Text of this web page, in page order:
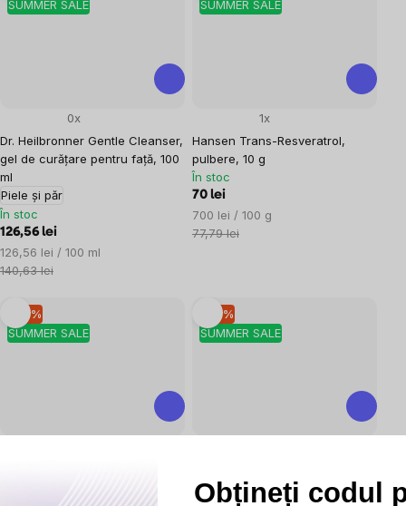
SUMMER SALE
Dr. Heilbronner Gentle Cleanser,
gel de curățare pentru față, 100
ml
Piele și păr
0x
În stoc
126,56 lei
Evaluare
preţ:
126,56 lei / 100 ml
140,63 lei
SUMMER SALE
Hansen Trans-Resveratrol,
pulbere, 10 g
1x
În stoc
70 lei
Evaluare
preţ:
700 lei / 100 g
77,79 lei
SUMMER SALE
–10 %
SUMMER SALE
–10 %
mg, 90 capsule vegetale
Obțineți codul